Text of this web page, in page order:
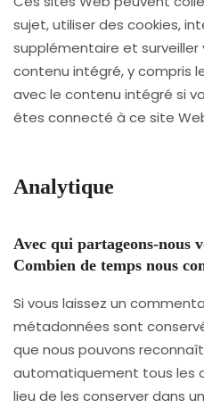
sujet, utiliser des cookies,
supplémentaire et
contenu intégré, y compris
avec le contenu intégré si
êtes connecté à ce site
Analytique
Avec qui partageons-nous
Combien de temps nous
Si vous laissez un
métadonnées sont
que nous pouvons
automatiquement tous les
lieu de les conserver dans